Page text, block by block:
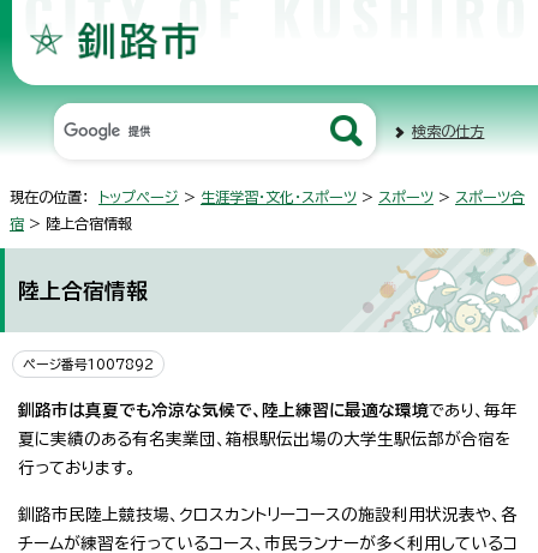
検索の仕方
現在の位置： トップページ > 生涯学習・文化・スポーツ > スポーツ > スポーツ合
宿 > 陸上合宿情報
陸上合宿情報
ページ番号1007892
釧路市は真夏でも冷涼な気候で、陸上練習に最適な環境であり、毎年
夏に実績のある有名実業団、箱根駅伝出場の大学生駅伝部が合宿を
行っております。
釧路市民陸上競技場、クロスカントリーコースの施設利用状況表や、各
チームが練習を行っているコース、市民ランナーが多く利用しているコ